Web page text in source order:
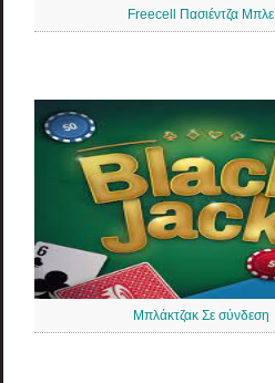
Freecell Πασιέντζα Μπλε
Μπλάκτζακ Σε σύνδεση